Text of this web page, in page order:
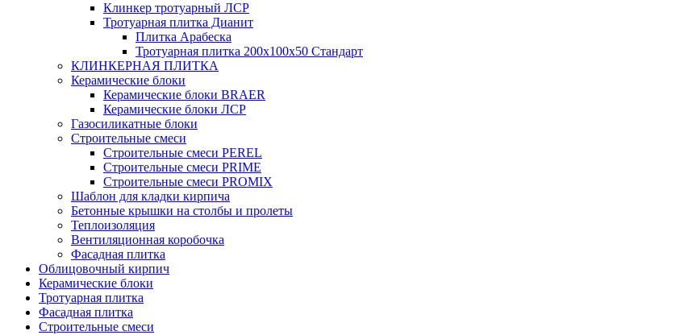
Клинкер тротуарный ЛСР
Тротуарная плитка Дианит
Плитка Арабеска
Тротуарная плитка 200х100х50 Стандарт
КЛИНКЕРНАЯ ПЛИТКА
Керамические блоки
Керамические блоки BRAER
Керамические блоки ЛСР
Газосиликатные блоки
Строительные смеси
Строительные смеси PEREL
Строительные смеси PRIME
Строительные смеси PROMIX
Шаблон для кладки кирпича
Бетонные крышки на столбы и пролеты
Теплоизоляция
Вентиляционная коробочка
Фасадная плитка
Облицовочный кирпич
Керамические блоки
Тротуарная плитка
Фасадная плитка
Строительные смеси